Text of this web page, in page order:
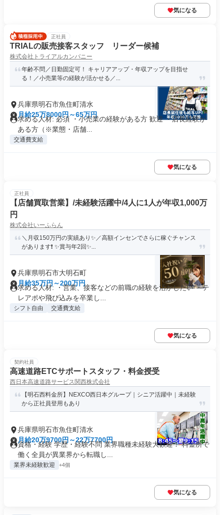
気になる
正社員
TRIALの販売接客スタッフ リーダー候補
株式会社トライアルカンパニー
年齢不問／日勤固定可！ キャリアアップ・年収アップを目指せ
る！／小売業等の経験が活かせる／...
兵庫県明石市魚住町清水
月給25万8000円～65万円
求める人材: 必須 ・小売業の経験がある方 歓迎 ・店長経験が
ある方（※業態・店舗...
交通費支給
気になる
正社員
【店舗買取営業】/未経験活躍中/4人に1人が年収1,000万
円
株式会社いーふらん
＼月収150万円の実績あり✨／高額インセンでさらに稼ぐチャンス
があります❗ ✨賞与年2回✨...
兵庫県明石市大明石町
月給35万円～200万円
求める人材: ・営業、接客などの前職の経験を活かしたい ・テ
レアポや飛び込みを卒業し...
シフト自由 交通費支給
気になる
契約社員
高速道路ETCサポートスタッフ・料金授受
西日本高速道路サービス関西株式会社
【明石西料金所】NEXCO西日本グループ｜シニア活躍中｜未経験
から正社員登用もあり
兵庫県明石市魚住町清水
月給20万9700円～22万7700円
資格・経験 学歴・経験不問 業界職種未経験大歓迎！ 料金所で
働く全員が異業界から転職し...
業界未経験歓迎 +4個
気になる